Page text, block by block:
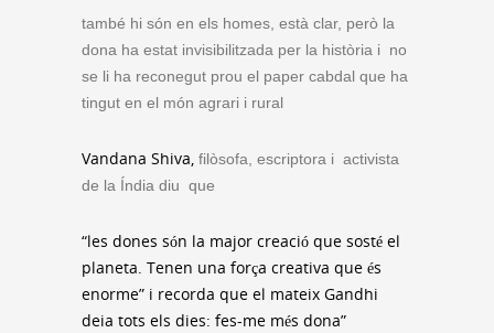
també hi són en els homes, està clar, però la
dona ha estat invisibilitzada per la història i no
se li ha reconegut prou el paper cabdal que ha
tingut en el món agrari i rural
Vandana Shiva, filòsofa, escriptora i activista
de la Índia diu que
“les dones són la major creació que sosté el
planeta. Tenen una força creativa que és
enorme” i recorda que el mateix Gandhi
deia tots els dies: fes-me més dona”